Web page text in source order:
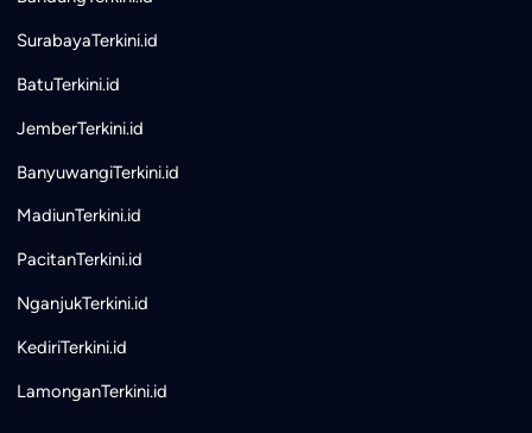
SurabayaTerkini.id
BatuTerkini.id
JemberTerkini.id
BanyuwangiTerkini.id
MadiunTerkini.id
PacitanTerkini.id
NganjukTerkini.id
KediriTerkini.id
LamonganTerkini.id